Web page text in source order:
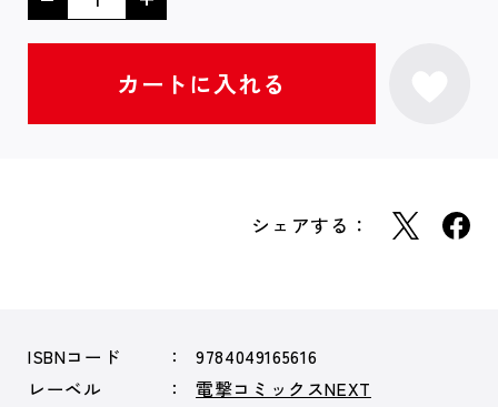
シェアする：
ISBNコード
9784049165616
レーベル
電撃コミックスNEXT